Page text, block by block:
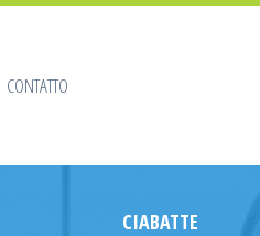
CONTATTO
CIABATTE